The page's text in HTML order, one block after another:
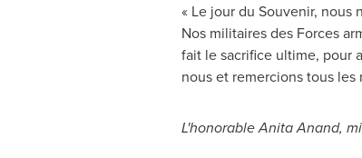
« Le jour du Souvenir,
Nos militaires des Forces
fait le sacrifice ultime, pour
nous et remercions tous
L'honorableAnita Anand,